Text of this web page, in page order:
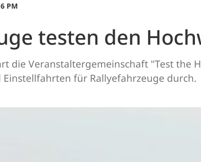
PM
testen den
die Veranstaltergemeinschaft "Test the
Einstellfahrten für Rallyefahrzeuge durch.